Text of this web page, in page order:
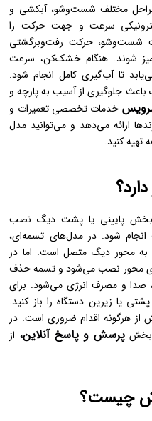
مختلف شست‌وشو، آبکشی و
سرعت و جهت حرکت را
شست‌وشو، حرکت رفت‌وبرگشتی
شوند. هنگام خشک‌کن، سرعت
تا آب‌گیری کامل انجام شود.
جلوگیری از آسیب به پارچه و
خدمات تخصصی تعمیرات و
ارائه می‌دهد و می‌توانید مدل
تهیه کنید.
بخش پایینی یا پشت دیگ نصب
انجام شود. در مدل‌های تسمه‌ای،
محور دیگ متصل است. اما در
روی محور نصب می‌شود و تسمه حذف
صدا و مصرف انرژی می‌شود. برای
یا زیرین دستگاه را باز کنید.
از هرگونه اقدام ضروری است. در
بخش پرسش و پاسخ آنلاین، از
چیست؟